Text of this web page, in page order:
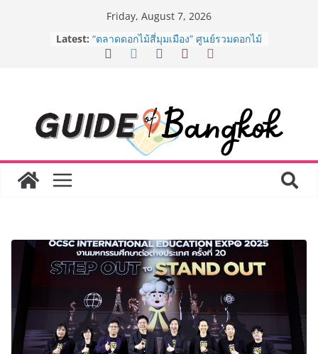
Friday, August 7, 2026
Latest: “ตลาดดอกไม้สี่มุมเมือง” ศูนย์รวมดอกไม้
สด ดอกไม้ประดิษฐ์ พวงมาลัย และสังฆ
ครั้งแรกของไทย ส่งอุปกรณ์วิทยาศาสตร์
“CE-7 MATCH” ฝีมือคนไทย ร่วมภารกิจ
สำรวจดวงจันทร์ 24 สิงหาคมนี้
8.8 “ซูเลียน” รวมพลังนักธุรกิจทั่ว
ประเทศ จัดประชุมใหญ่แห่งปี พบ CEO
อร่อย ยกเมนูระดับตำนาน “ข้าวหน้าไก่
ราชวงศ์” พุ่งทะยานสู่น่านฟ้า
BEDO เดินหน้าจัดกิจกรรมเจรจาธุรกิจ
“BIO TRADE CONNECT 2026” ยก
ระดับผลิตภัณฑ์ท้องถิ่นสู่ตลาดเชิง
พาณิชย์อย่างยั่งยืน